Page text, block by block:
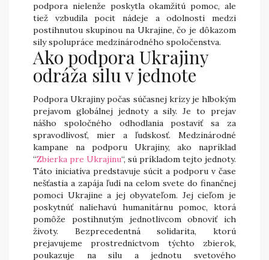
podpora nielenže poskytla okamžitú pomoc, ale
tiež vzbudila pocit nádeje a odolnosti medzi
postihnutou skupinou na Ukrajine, čo je dôkazom
sily spolupráce medzinárodného spoločenstva.
Ako podpora Ukrajiny
odráža silu v jednote
Podpora Ukrajiny počas súčasnej krízy je hlbokým
prejavom globálnej jednoty a sily. Je to prejav
nášho spoločného odhodlania postaviť sa za
spravodlivosť, mier a ľudskosť. Medzinárodné
kampane na podporu Ukrajiny, ako napríklad
“Zbierka pre Ukrajinu“, sú príkladom tejto jednoty.
Táto iniciatíva predstavuje súcit a podporu v čase
nešťastia a zapája ľudí na celom svete do finančnej
pomoci Ukrajine a jej obyvateľom. Jej cieľom je
poskytnúť naliehavú humanitárnu pomoc, ktorá
pomôže postihnutým jednotlivcom obnoviť ich
životy. Bezprecedentná solidarita, ktorú
prejavujeme prostredníctvom týchto zbierok,
poukazuje na silu a jednotu svetového